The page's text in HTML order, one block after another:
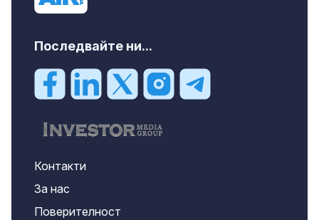
Последвайте ни...
Контакти
За нас
Поверителност